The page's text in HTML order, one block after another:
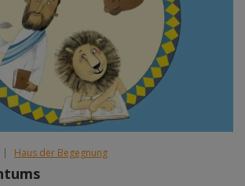
| Haus der Begegnung